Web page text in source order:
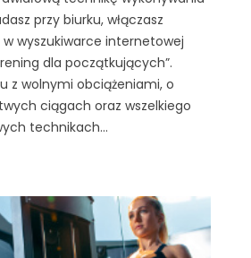
przy biurku, włączasz
wyszukiwarce internetowej
dla początkujących”.
z wolnymi obciążeniami, o
ciągach oraz wszelkiego
technikach...